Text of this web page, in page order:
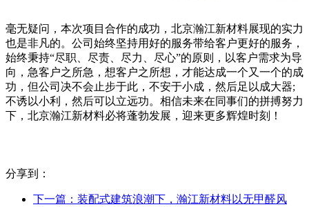
毫无疑问，本次项目合作的成功，北京瀚江新材料展现的实力
也是非凡的。公司始终坚持用好的服务带给客户更好的服务，
始终秉持“尽职、尽责、尽力、尽心”的原则，以客户需求为导
向，急客户之所急，想客户之所想，才能达成一个又一个的成
功，但公司决不会止步于此，不安于小成，然后足以成大器;
不诱以小利，然后可以立远功。相信未来在同事们的拼搏努力
下，北京瀚江新材料必将蓬勃发展，迎来更多辉煌时刻！
分享到：
下一篇： 装配式建筑浪潮下，瀚江新材料以无甲醛风